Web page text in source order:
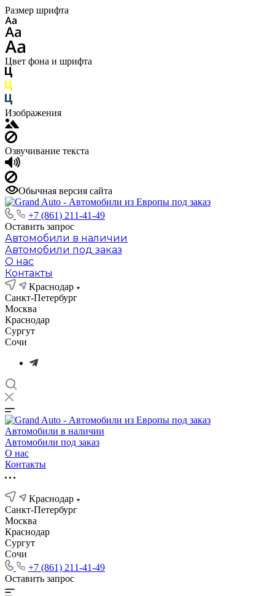
Размер шрифта
Цвет фона и шрифта
Изображения
Озвучивание текста
Обычная версия сайта
+7 (861) 211-41-49
Оставить запрос
Автомобили в наличии
Автомобили под заказ
О нас
Контакты
Краснодар
Санкт-Петербург
Москва
Краснодар
Сургут
Сочи
Автомобили в наличии
Автомобили под заказ
О нас
Контакты
Краснодар
Санкт-Петербург
Москва
Краснодар
Сургут
Сочи
+7 (861) 211-41-49
Оставить запрос